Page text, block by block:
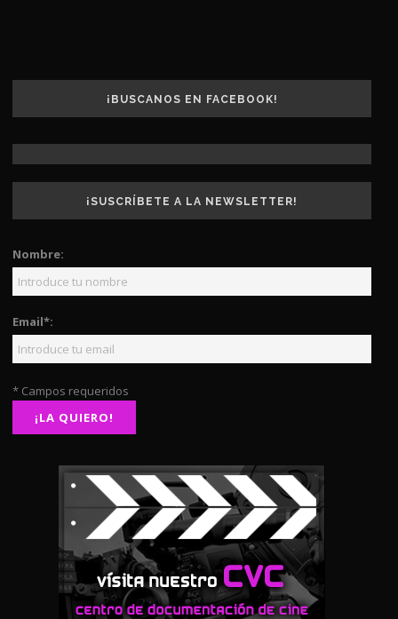
¡BUSCANOS EN FACEBOOK!
¡SUSCRÍBETE A LA NEWSLETTER!
Nombre:
Email*:
* Campos requeridos